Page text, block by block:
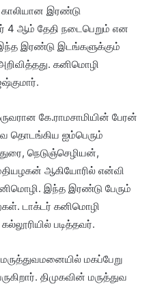
இரண்டு
ஆம் தேதி நடைபெறும் என
இரண்டு இடங்களுக்கும்
கனிமொழி
கே.ராமசாமியின் பேரன்
தொடங்கிய ஐம்பெரும்
நெடுஞ்செழியன்,
ஆகியோரில் என்வி
இந்த இரண்டு பேரும்
டாக்டர் கனிமொழி
படித்தவர்.
மகப்பேறு
திமுகவின் மருத்துவ